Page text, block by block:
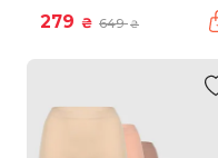
279 ₴ 649₴